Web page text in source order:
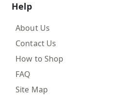
Help
About Us
Contact Us
How to Shop
FAQ
Site Map